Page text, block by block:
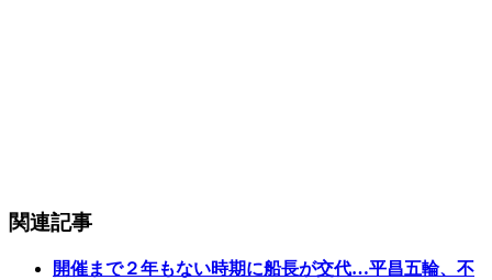
関連記事
開催まで２年もない時期に船長が交代…平昌五輪、不